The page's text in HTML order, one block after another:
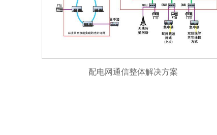
配电网通信整体解决方案